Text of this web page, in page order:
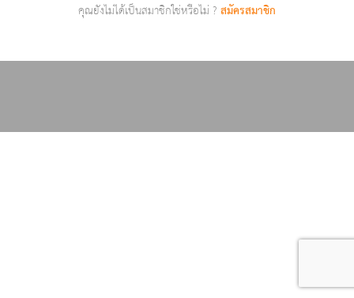
คุณยังไม่ได้เป็นสมาชิกใช่หรือไม่ ?สมัครสมาชิก